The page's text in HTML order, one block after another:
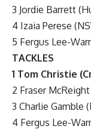
3 Jordie Barrett
4 Izaia Perese
5 Fergus Lee-
TACKLES
1 Tom Christie
2 Fraser
3 Charlie Gamble
4 Fergus Lee-